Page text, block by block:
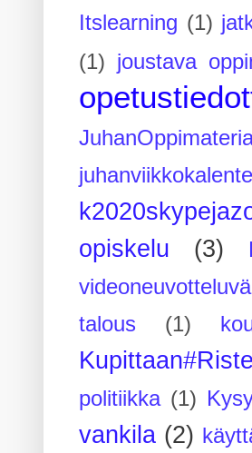
Itslearning (1)
(1) joustava
opiskelu
(3)
talous (1)
politiikka (1)
vankila (2)